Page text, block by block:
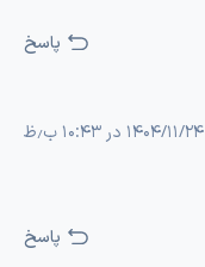
پاسخ
۱۴۰۴/۱۱/۲۴ در ۱۰:۴۳ ب٫ظ
پاسخ